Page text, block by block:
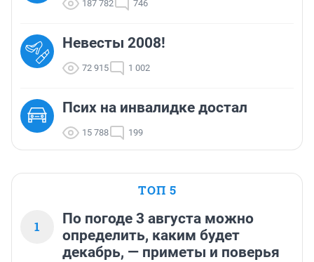
187 782 746
Невесты 2008!
72 915 1 002
Псих на инвалидке достал
15 788 199
ТОП 5
1
По погоде 3 августа можно
определить, каким будет
декабрь, — приметы и поверья